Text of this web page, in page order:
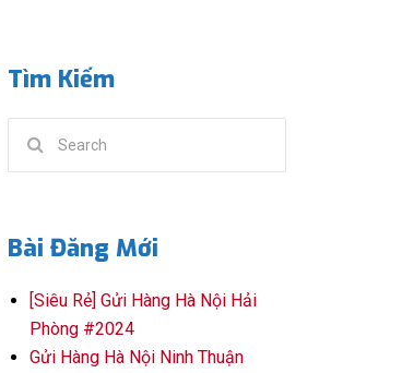
Tìm Kiếm
Bài Đăng Mới
[Siêu Rẻ] Gửi Hàng Hà Nội Hải
Phòng #2024
Gửi Hàng Hà Nội Ninh Thuận